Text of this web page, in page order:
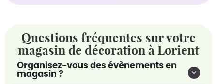
Questions fréquentes sur votre
magasin de décoration à Lorient
Organisez-vous des évènements en
magasin ?